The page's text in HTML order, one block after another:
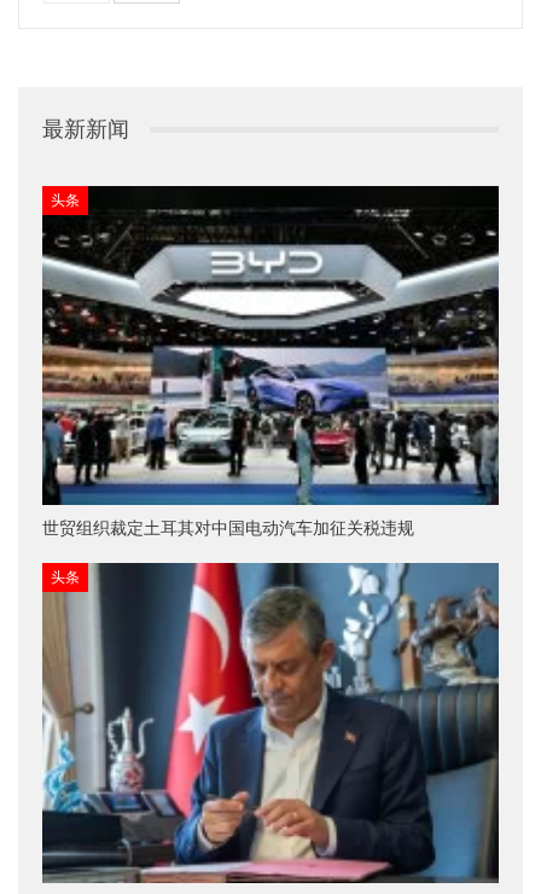
最新新闻
头条
世贸组织裁定土耳其对中国电动汽车加征关税违规
头条